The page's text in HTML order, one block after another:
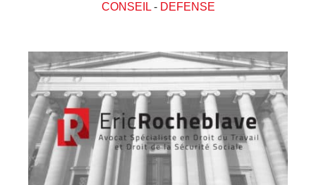
CONSEIL- DEFENSE